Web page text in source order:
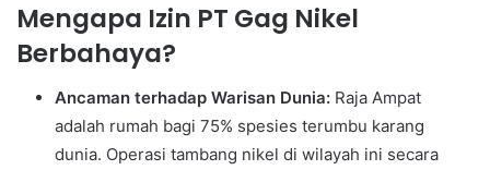
Mengapa Izin PT Gag Nikel
Berbahaya?
Ancaman terhadap Warisan Dunia: Raja Ampat
adalah rumah bagi 75% spesies terumbu karang
dunia. Operasi tambang nikel di wilayah ini secara